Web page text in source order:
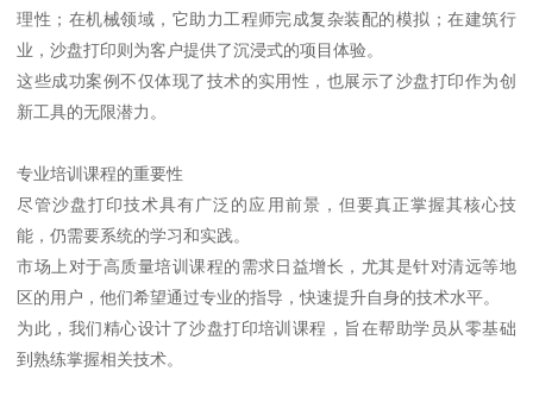
理性；在机械领域，它助力工程师完成复杂装配的模拟；在建筑行
业，沙盘打印则为客户提供了沉浸式的项目体验。
这些成功案例不仅体现了技术的实用性，也展示了沙盘打印作为创
新工具的无限潜力。
专业培训课程的重要性
尽管沙盘打印技术具有广泛的应用前景，但要真正掌握其核心技
能，仍需要系统的学习和实践。
市场上对于高质量培训课程的需求日益增长，尤其是针对清远等地
区的用户，他们希望通过专业的指导，快速提升自身的技术水平。
为此，我们精心设计了沙盘打印培训课程，旨在帮助学员从零基础
到熟练掌握相关技术。